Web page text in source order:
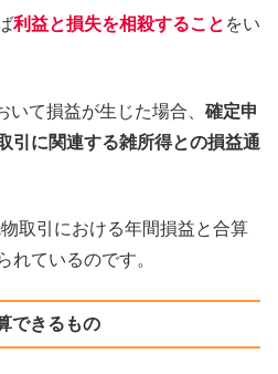
利益と損失を相殺すること をい
て損益が生じた場合、 確定申
引に関連する雑所得との損益通
取引における年間損益と合算
れているのです。
できるもの